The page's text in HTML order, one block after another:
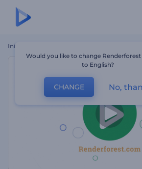
Inicio
Would you like to change
to English?
CHANGE No,